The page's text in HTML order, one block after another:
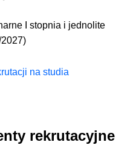
I stopnia i jednolite
na studia
rekrutacyjne